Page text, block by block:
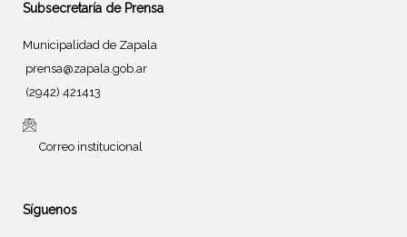
Subsecretaría de Prensa
Municipalidad de Zapala
prensa@zapala.gob.ar
(2942) 421413
Correo institucional
Síguenos